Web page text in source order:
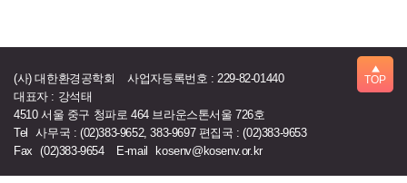
(사) 대한환경공학회
사업자등록번호 : 229-82-01440
대표자 : 강석태
4510 서울 중구 청파로 464 브라운스톤서울 726호
Tel
사무국 : (02)383-9652, 383-9697 편집국 : (02)383-9653
Fax (02)383-9654 E-mail kosenv@kosenv.or.kr
▲
TOP